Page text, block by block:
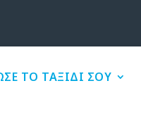
ΤΟ ΤΑΞΙΔΙ ΣΟΥ